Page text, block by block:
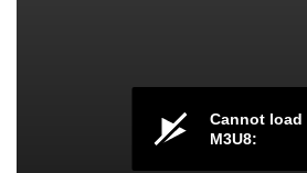
Cannot load
M3U8: